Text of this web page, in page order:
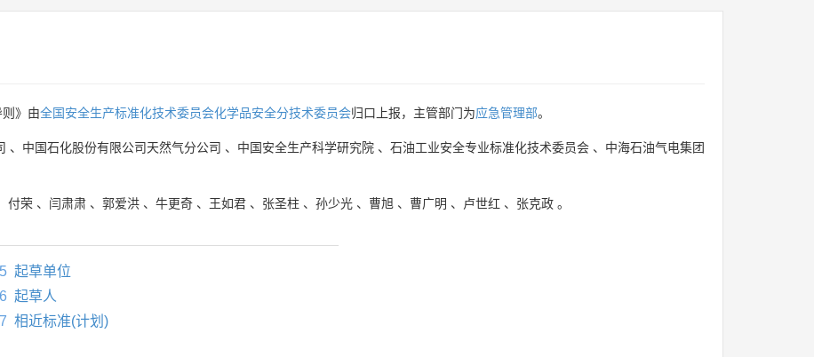
》由全国安全生产标准化技术委员会化学品安全分技术委员会归口上报，主管部门为应急管理部。
、 中国石化股份有限公司天然气分公司 、 中国安全生产科学研究院 、 石油工业安全专业标准化技术委员会 、 中海石油气电集团
付荣 、 闫肃肃 、 郭爱洪 、 牛更奇 、 王如君 、 张圣柱 、 孙少光 、 曹旭 、 曹广明 、 卢世红 、 张克政 。
5 起草单位
6 起草人
7 相近标准(计划)